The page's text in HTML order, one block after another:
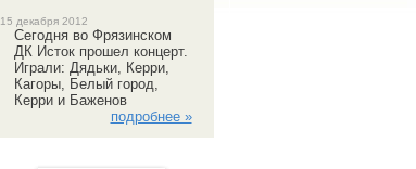
15 декабря 2012
Сегодня во Фрязинском
ДК Исток прошел концерт.
Играли: Дядьки, Керри,
Кагоры, Белый город,
Керри и Баженов
подробнее »